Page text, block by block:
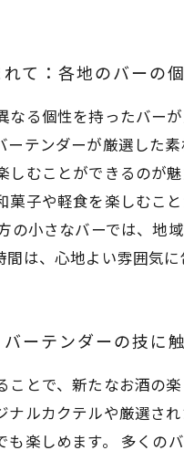
て：各地のバーの
なる個性を持ったバー
ーテンダーが厳選した
しむことができるのが
菓子や軽食を楽しむこ
の小さなバーでは、地
間は、心地よい雰囲気
ーテンダーの技に
ことで、新たなお酒の
ナルカクテルや厳選さ
も楽しめます。 多くの